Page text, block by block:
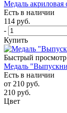
Медаль
Есть в наличии
114 руб.
-
Купить
Быстрый просмотр
Медаль
Есть в наличии
от 210 руб.
210 руб.
Цвет